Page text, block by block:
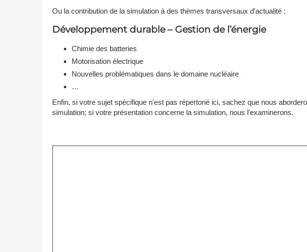
Ou la contribution de la simulation à des thèmes transversaux d’actualité :
Développement durable – Gestion de l’énergie
Chimie des batteries
Motorisation électrique
Nouvelles problématiques dans le domaine nucléaire
…
Enfin, si votre sujet spécifique n'est pas répertorié ici, sachez que nous
simulation; si votre présentation concerne la simulation, nous l'examinerons.